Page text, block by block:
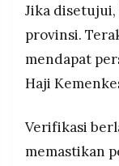
Jika disetujui,
provinsi.
mendapat
Haji
Verifikasi
memastikan